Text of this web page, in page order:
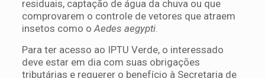
residuais, captação de água da chuva ou que
comprovarem o controle de vetores que atraem
insetos como o Aedes aegypti.
Para ter acesso ao IPTU Verde, o interessado
deve estar em dia com suas obrigações
tributárias e requerer o benefício à Secretaria de